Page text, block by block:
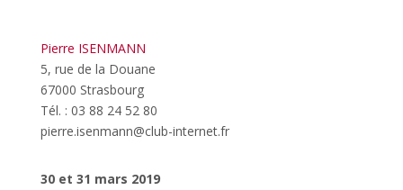
Pierre ISENMANN
5, rue de la Douane
67000 Strasbourg
Tél. : 03 88 24 52 80
pierre.isenmann@club-internet.fr
30 et 31 mars 2019